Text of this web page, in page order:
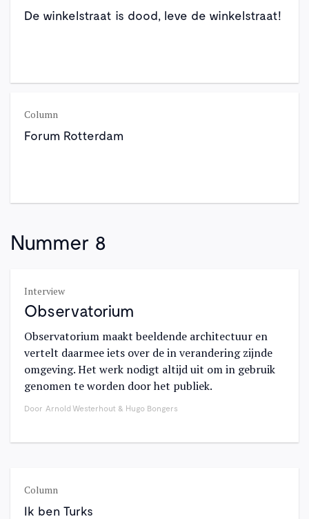
De winkelstraat is dood, leve de winkelstraat!
Column
Forum Rotterdam
Nummer 8
Interview
Observatorium
Observatorium maakt beeldende architectuur en
vertelt daarmee iets over de in verandering zijnde
omgeving. Het werk nodigt altijd uit om in gebruik
genomen te worden door het publiek.
Door Arnold Westerhout & Hugo Bongers
Column
Ik ben Turks